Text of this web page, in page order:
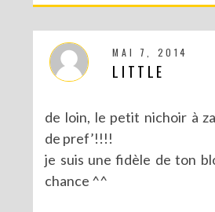
MAI 7, 2014
LITTLE
de loin, le petit nichoir à
de pref’!!!!
je suis une fidèle de ton
chance ^^